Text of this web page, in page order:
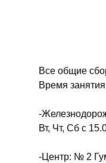
Все общие
Время
-
Вт, Чт, Сб с
-Центр: № 2